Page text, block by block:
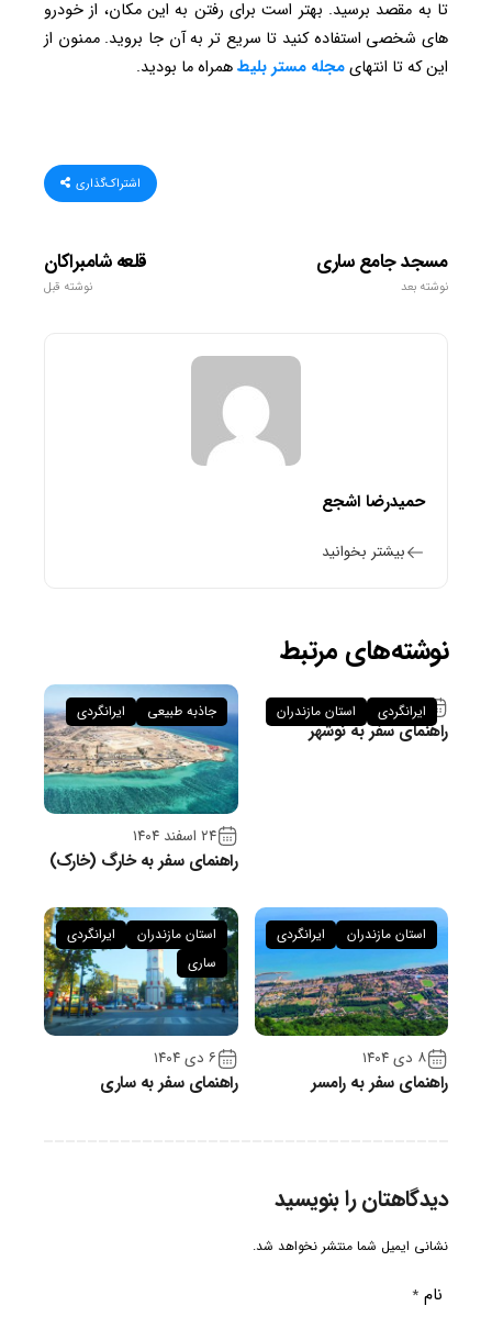
تا به مقصد برسید. بهتر است برای رفتن به این مکان، از خودرو
های شخصی استفاده کنید تا سریع تر به آن جا بروید. ممنون از
این که تا انتهایمجله مستر بلیطهمراه ما بودید.
اشتراک‌گذاری
قلعه شامبراکان
نوشته قبل
مسجد جامع ساری
نوشته بعد
حمیدرضا اشجع
بیشتر بخوانید
نوشته‌های مرتبط
۲۶ فروردین ۱۴۰۵
راهنمای سفر به نوشهر
ایرانگردی استان مازندران
۲۴ اسفند ۱۴۰۴
راهنمای سفر به خارگ (خارک)
جاذبه طبیعی ایرانگردی
۸ دی ۱۴۰۴
راهنمای سفر به رامسر
استان مازندران ایرانگردی
۶ دی ۱۴۰۴
راهنمای سفر به ساری
استان مازندران
ایرانگردی
ساری
دیدگاهتان را بنویسید
نشانی ایمیل شما منتشر نخواهد شد.
نام *